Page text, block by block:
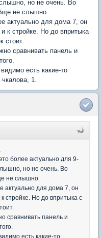
но не очень. Во
не слышно.
актуально для дома 7, он
к стройке. Но до впритыка
стоит.
сравнивать панель и
есть какие-то
1.
более актуально для 9-
но не очень. Во
не слышно.
актуально для дома 7, он
стройке. Но до впритыка с
сравнивать панель и
есть какие-то